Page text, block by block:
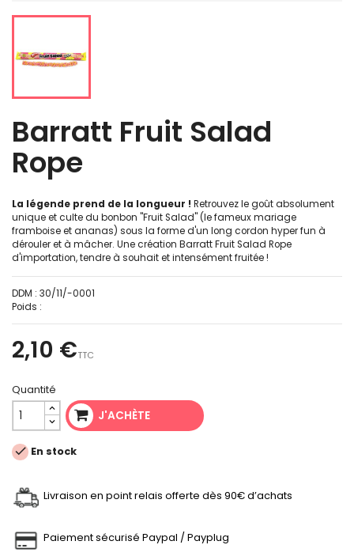
Barratt Fruit Salad
Rope
La légende prend de la longueur ! Retrouvez le goût absolument
unique et culte du bonbon "Fruit Salad" (le fameux mariage
framboise et ananas) sous la forme d'un long cordon hyper fun à
dérouler et à mâcher. Une création Barratt Fruit Salad Rope
d'importation, tendre à souhait et intensément fruitée !
DDM : 30/11/-0001
Poids :
2,10 €TTC
Quantité
J'ACHÈTE
 En stock
Livraison en point relais offerte dès 90€ d’achats
Paiement sécurisé Paypal / Payplug